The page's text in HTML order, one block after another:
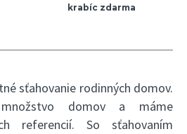
krabíc zdarma
sťahovanie rodinných domov.
domov a máme
referencií. So sťahovaním